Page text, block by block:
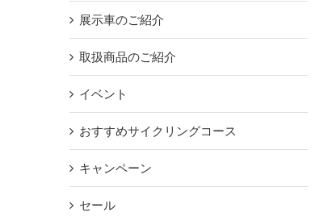
展示車のご紹介
取扱商品のご紹介
イベント
おすすめサイクリングコース
キャンペーン
セール